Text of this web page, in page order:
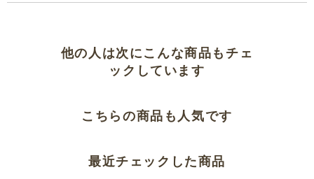
めが良さそうです
口コミを参考にＳサイズにしまし
他の人は次にこんな商品もチェ
ックしています
こちらの商品も人気です
最近チェックした商品